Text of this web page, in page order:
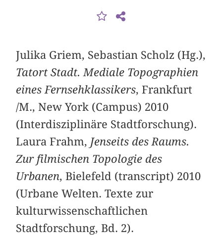
Julika Griem, Sebastian Scholz (Hg.),
Tatort Stadt. Mediale Topographien
eines Fernsehklassikers, Frankfurt
/M., New York (Campus) 2010
(Interdisziplinäre Stadtforschung).
Laura Frahm, Jenseits des Raums.
Zur filmischen Topologie des
Urbanen, Bielefeld (transcript) 2010
(Urbane Welten. Texte zur
kulturwissenschaftlichen
Stadtforschung, Bd. 2).